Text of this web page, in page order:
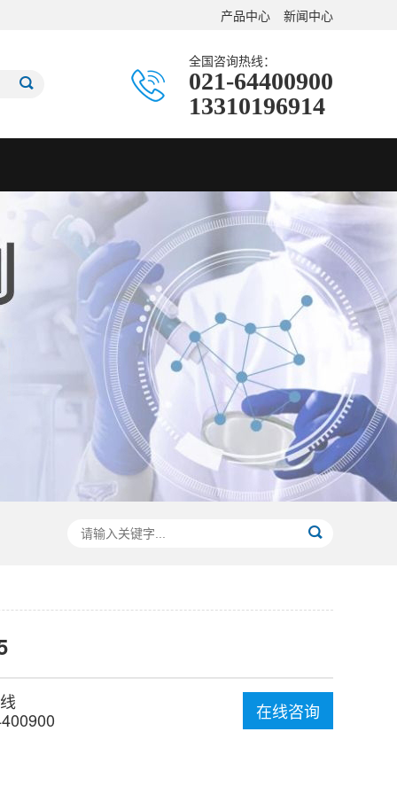
产品中心 新闻中心
全国咨询热线：
021-64400900
13310196914
在线咨询